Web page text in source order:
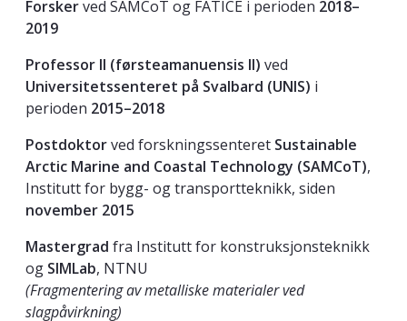
Forskerved SAMCoT og FATICE i perioden 2018–
2019
Professor II (førsteamanuensis II) ved
Universitetssenteret på Svalbard (UNIS) i
perioden 2015–2018
Postdoktorved forskningssenteret Sustainable
Arctic Marine and Coastal Technology (SAMCoT),
Institutt for bygg- og transportteknikk, siden
november 2015
Mastergrad fra Institutt for konstruksjonsteknikk
og SIMLab, NTNU
(Fragmentering av metalliske materialer ved
slagpåvirkning)